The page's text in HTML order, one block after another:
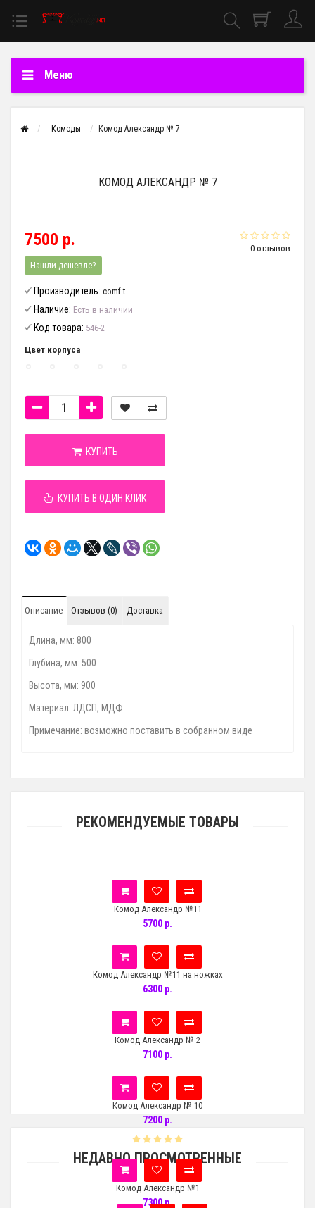
Меню
Комоды Комод Александр № 7
КОМОД АЛЕКСАНДР № 7
0 отзывов
7500 р.
Нашли дешевле?
Производитель: comf-t
Наличие: Есть в наличии
Код товара: 546-2
Цвет корпуса
КУПИТЬ
КУПИТЬ В ОДИН КЛИК
Описание Отзывов (0) Доставка
Длина, мм: 800
Глубина, мм: 500
Высота, мм: 900
Материал: ЛДСП, МДФ
Примечание: возможно поставить в собранном виде
РЕКОМЕНДУЕМЫЕ ТОВАРЫ
Комод Александр №11
5700 р.
Комод Александр №11 на ножках
6300 р.
Комод Александр № 2
7100 р.
Комод Александр № 10
7200 р.
Комод Александр №1
7300 р.
НЕДАВНО ПРОСМОТРЕННЫЕ